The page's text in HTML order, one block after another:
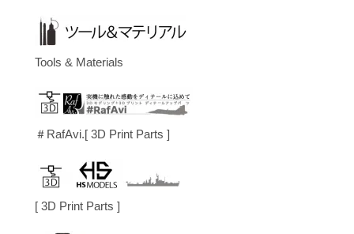
Tools & Materials
＃RafAvi.[ 3D Print Parts ]
[ 3D Print Parts ]